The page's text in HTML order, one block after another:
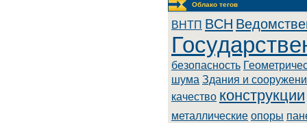
Облако тегов
BHTП BCH
безопасность
шума Здания и
качество конструкции
металлические опоры